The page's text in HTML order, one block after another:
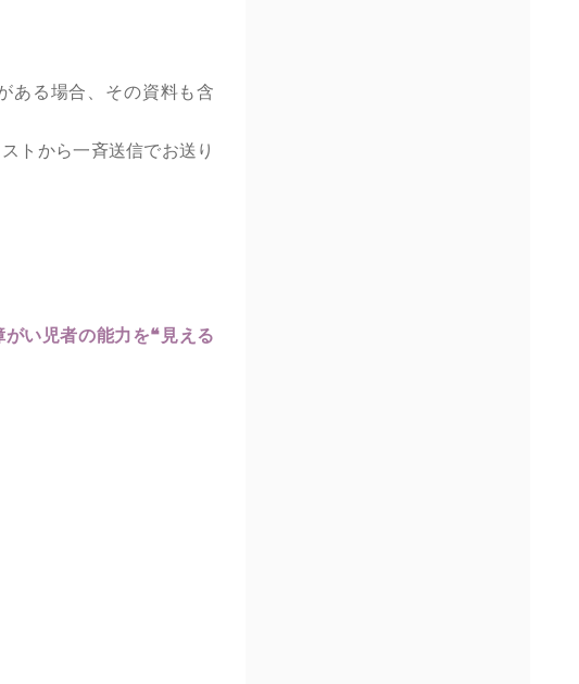
ある場合、その資料も含
トから一斉送信でお送り
い児者の能力を❝見える